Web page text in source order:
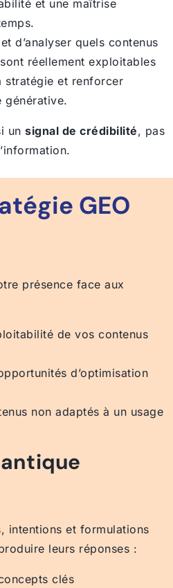
et une maîtrise
d’analyser quels contenus
réellement exploitables
stratégie et renforcer
générative.
un signal de crédibilité, pas
GEO
présence face aux
de vos contenus
d’optimisation
non adaptés à un usage
intentions et formulations
leurs réponses :
clés